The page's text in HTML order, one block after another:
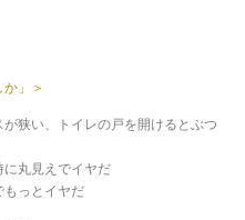
」＞
狭い、トイレの戸を開けるとぶつ
丸見えでイヤだ
っとイヤだ